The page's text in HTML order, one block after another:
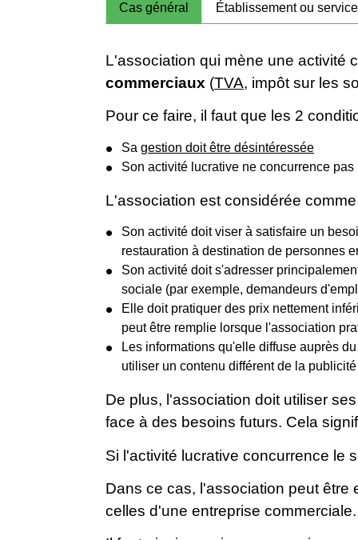
Cas général Établissement ou
L'association qui mène une activité
commerciaux (TVA, impôt sur les
Pour ce faire, il faut que les 2
Sa gestion doit être désintéressée
Son activité lucrative ne concurrence
L'association est considérée
Son activité doit viser à satisfaire un
restauration à destination de personnes
Son activité doit s'adresser
sociale (par exemple, demandeurs
Elle doit pratiquer des prix nettement
peut être remplie lorsque l'association
Les informations qu'elle diffuse auprès
utiliser un contenu différent de la
De plus, l'association doit utiliser
face à des besoins futurs. Cela
Si l'activité lucrative concurrence le
Dans ce cas, l'association peut
celles d'une entreprise commerciale.